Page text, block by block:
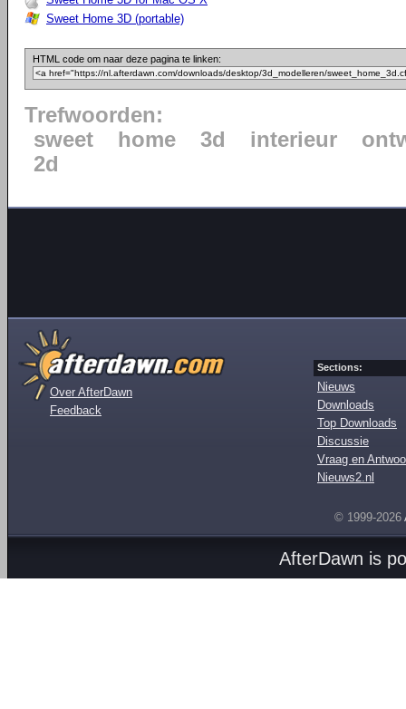
Sweet Home 3D (portable)
HTML code om naar deze pagina te linken:
Trefwoorden:
sweet
home 3d interieur
2d
Over AfterDawn
Feedback
Sections:
Nieuws
Downloads
Top Downloads
Discussie
Vraag en
Nieuws2.nl
© 1999-2026
AfterDawn is